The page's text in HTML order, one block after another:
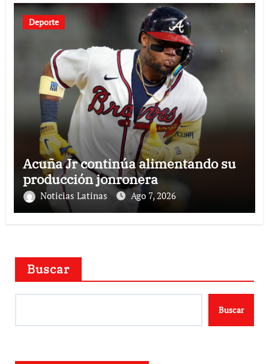
Deporte
Acuña Jr continúa alimentando su
producción jonronera
Noticias Latinas Ago 7, 2026
Buscar
Buscar